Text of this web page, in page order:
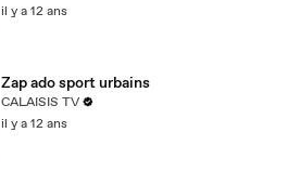
il y a 12 ans
Zap ado sport urbains
CALAISIS TV
il y a 12 ans